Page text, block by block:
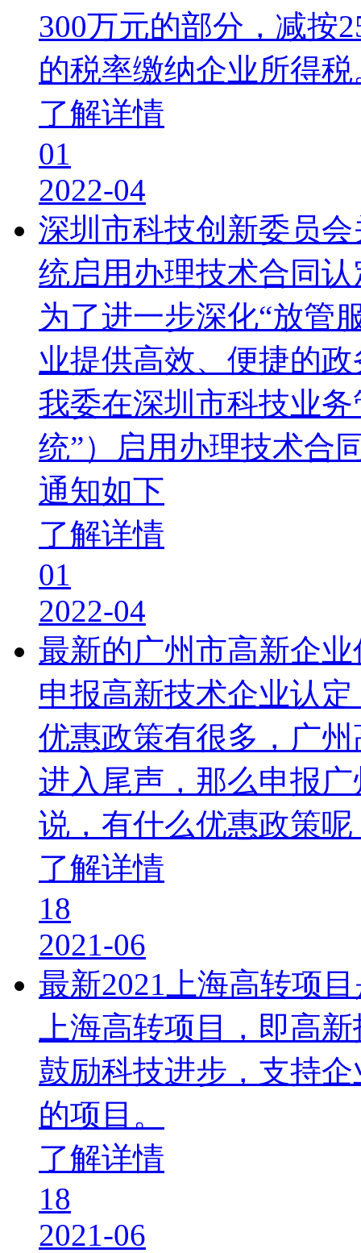
300万元的部分，减按
的税率缴纳企业所得税
了解详情
01
2022-04
深圳市科技创新委员
统启用办理技术合同
为了进一步深化“放管
业提供高效、便捷的
我委在深圳市科技业
统”）启用办理技术合
通知如下
了解详情
01
2022-04
最新的广州市高新企
申报高新技术企业认
优惠政策有很多，广
进入尾声，那么申报
说，有什么优惠政策呢
了解详情
18
2021-06
最新2021上海高转项
上海高转项目，即高
鼓励科技进步，支持
的项目。
了解详情
18
2021-06